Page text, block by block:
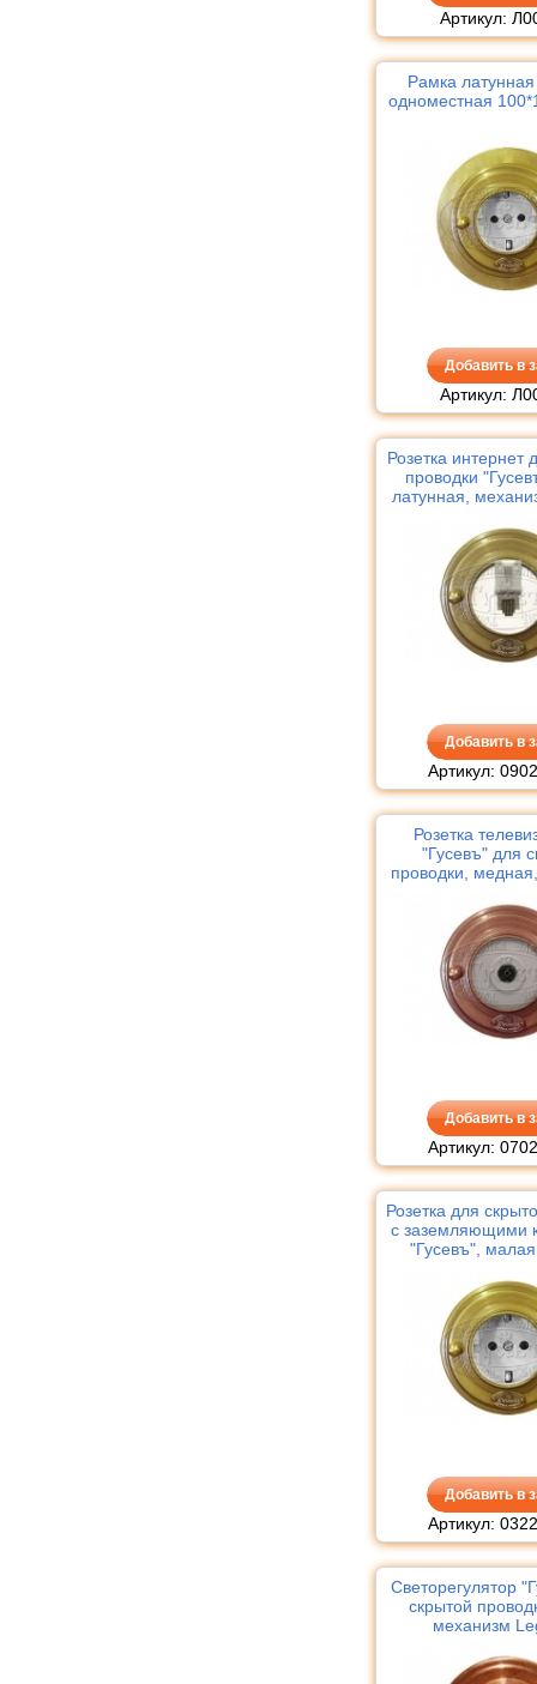
Артикул:
Рамка латунная
одноместная
Добавить в
Артикул:
Розетка интернет
проводки
латунная,
Добавить в
Артикул:
Розетка
"Гусевъ" для
проводки,
Добавить в
Артикул:
Розетка для
с заземляющими
"Гусевъ",
Добавить в
Артикул:
Светорегулятор
скрытой
механизм